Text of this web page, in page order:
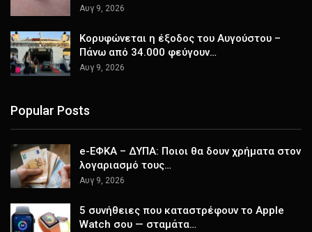
Αυγ 9, 2026
Κορυφώνεται η έξοδος του Αυγούστου –
Πάνω από 34.000 φεύγουν…
Αυγ 9, 2026
Popular Posts
e-ΕΦΚΑ – ΔΥΠΑ: Ποιοι θα δουν χρήματα στον
λογαριασμό τους…
Αυγ 9, 2026
5 συνήθειες που καταστρέφουν το Apple
Watch σου — σταμάτα…